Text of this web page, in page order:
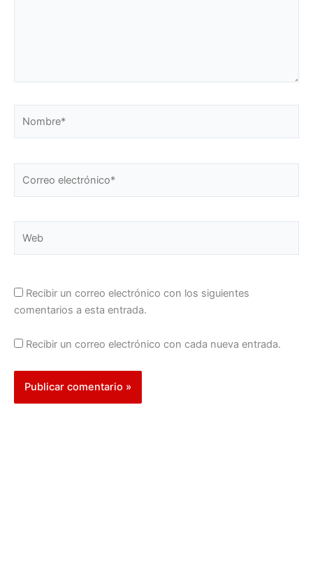
electrónico*
Recibir un correo electrónico con los siguientes
comentarios a esta entrada.
Recibir un correo electrónico con cada nueva entrada.